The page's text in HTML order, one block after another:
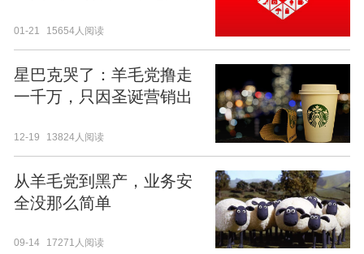
01-21 15654人阅读
星巴克哭了：羊毛党撸走
一千万，只因圣诞营销出
12-19 13824人阅读
从羊毛党到黑产，业务安
全没那么简单
09-14 17271人阅读